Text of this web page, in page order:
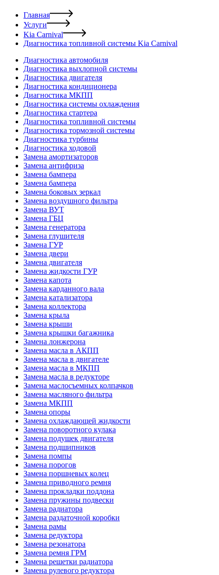
Главная
Услуги
Kia Carnival
Диагностика топливной системы Kia Carnival
Диагностика автомобиля
Диагностика выхлопной системы
Диагностика двигателя
Диагностика кондиционера
Диагностика МКПП
Диагностика системы охлаждения
Диагностика стартера
Диагностика топливной системы
Диагностика тормозной системы
Диагностика турбины
Диагностика ходовой
Замена амортизаторов
Замена антифриза
Замена бампера
Замена бампера
Замена боковых зеркал
Замена воздушного фильтра
Замена ВУТ
Замена ГБЦ
Замена генератора
Замена глушителя
Замена ГУР
Замена двери
Замена двигателя
Замена жидкости ГУР
Замена капота
Замена карданного вала
Замена катализатора
Замена коллектора
Замена крыла
Замена крыши
Замена крышки багажника
Замена лонжерона
Замена масла в АКПП
Замена масла в двигателе
Замена масла в МКПП
Замена масла в редукторе
Замена маслосъемных колпачков
Замена масляного фильтра
Замена МКПП
Замена опоры
Замена охлаждающей жидкости
Замена поворотного кулака
Замена подушек двигателя
Замена подшипников
Замена помпы
Замена порогов
Замена поршневых колец
Замена приводного ремня
Замена прокладки поддона
Замена пружины подвески
Замена радиатора
Замена раздаточной коробки
Замена рамы
Замена редуктора
Замена резонатора
Замена ремня ГРМ
Замена решетки радиатора
Замена рулевого редуктора